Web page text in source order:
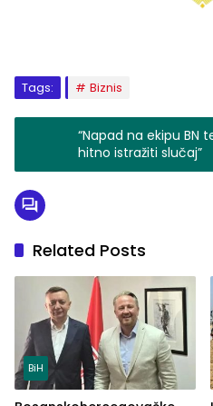
Tags: Biznis
“Napad na ekipu BN
hitno istražiti slučaj”
Related Posts
BiH